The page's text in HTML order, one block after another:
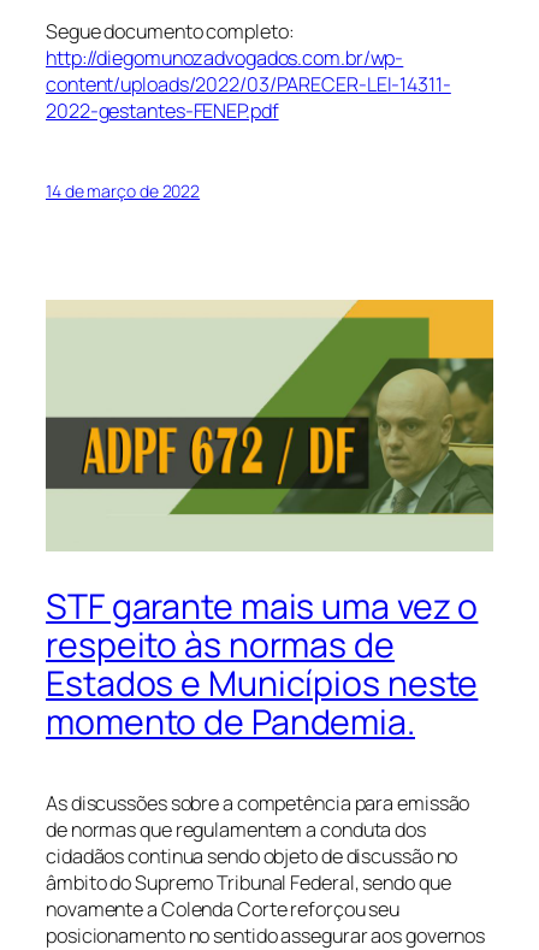
Segue documento completo:
http://diegomunozadvogados.com.br/wp-
content/uploads/2022/03/PARECER-LEI-14311-
2022-gestantes-FENEP.pdf
14 de março de 2022
STF garante mais uma vez o
respeito às normas de
Estados e Municípios neste
momento de Pandemia.
As discussões sobre a competência para emissão
de normas que regulamentem a conduta dos
cidadãos continua sendo objeto de discussão no
âmbito do Supremo Tribunal Federal, sendo que
novamente a Colenda Corte reforçou seu
posicionamento no sentido assegurar aos governos